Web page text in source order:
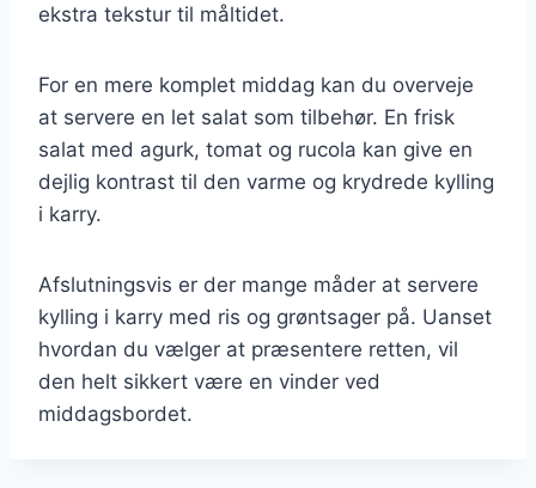
ekstra tekstur til måltidet.
For en mere komplet middag kan du overveje
at servere en let salat som tilbehør. En frisk
salat med agurk, tomat og rucola kan give en
dejlig kontrast til den varme og krydrede kylling
i karry.
Afslutningsvis er der mange måder at servere
kylling i karry med ris og grøntsager på. Uanset
hvordan du vælger at præsentere retten, vil
den helt sikkert være en vinder ved
middagsbordet.